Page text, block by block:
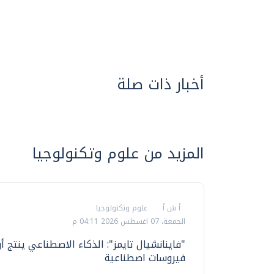
أخبار ذات صلة
المزيد من علوم وتكنولوجيا
أ ش أ
علوم وتكنولوجيا
الجمعة، 07 اغسطس 2026 04:11 م
"فاينانشيال تايمز": الذكاء الاصطناعي ينتج
فيروسات اصطناعية